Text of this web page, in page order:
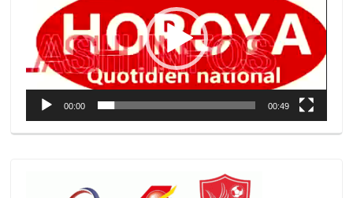
00:00 00:49